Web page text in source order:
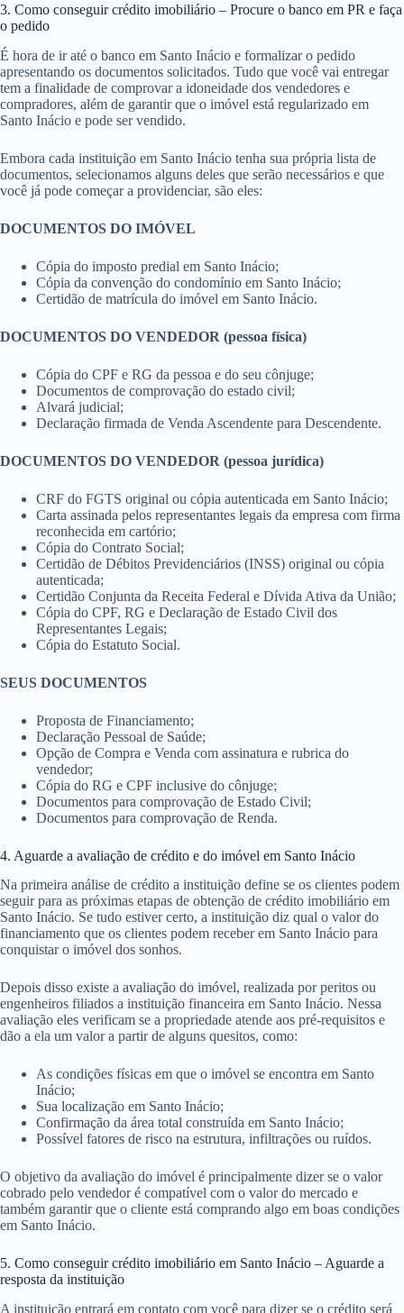
3. Como conseguir crédito imobiliário – Procure o banco em PR e faça
o pedido
É hora de ir até o banco em Santo Inácio e formalizar o pedido
apresentando os documentos solicitados. Tudo que você vai entregar
tem a finalidade de comprovar a idoneidade dos vendedores e
compradores, além de garantir que o imóvel está regularizado em
Santo Inácio e pode ser vendido.
Embora cada instituição em Santo Inácio tenha sua própria lista de
documentos, selecionamos alguns deles que serão necessários e que
você já pode começar a providenciar, são eles:
DOCUMENTOS DO IMÓVEL
Cópia do imposto predial em Santo Inácio;
Cópia da convenção do condomínio em Santo Inácio;
Certidão de matrícula do imóvel em Santo Inácio.
DOCUMENTOS DO VENDEDOR (pessoa física)
Cópia do CPF e RG da pessoa e do seu cônjuge;
Documentos de comprovação do estado civil;
Alvará judicial;
Declaração firmada de Venda Ascendente para Descendente.
DOCUMENTOS DO VENDEDOR (pessoa jurídica)
CRF do FGTS original ou cópia autenticada em Santo Inácio;
Carta assinada pelos representantes legais da empresa com firma
reconhecida em cartório;
Cópia do Contrato Social;
Certidão de Débitos Previdenciários (INSS) original ou cópia
autenticada;
Certidão Conjunta da Receita Federal e Dívida Ativa da União;
Cópia do CPF, RG e Declaração de Estado Civil dos
Representantes Legais;
Cópia do Estatuto Social.
SEUS DOCUMENTOS
Proposta de Financiamento;
Declaração Pessoal de Saúde;
Opção de Compra e Venda com assinatura e rubrica do
vendedor;
Cópia do RG e CPF inclusive do cônjuge;
Documentos para comprovação de Estado Civil;
Documentos para comprovação de Renda.
4. Aguarde a avaliação de crédito e do imóvel em Santo Inácio
Na primeira análise de crédito a instituição define se os clientes podem
seguir para as próximas etapas de obtenção de crédito imobiliário em
Santo Inácio. Se tudo estiver certo, a instituição diz qual o valor do
financiamento que os clientes podem receber em Santo Inácio para
conquistar o imóvel dos sonhos.
Depois disso existe a avaliação do imóvel, realizada por peritos ou
engenheiros filiados a instituição financeira em Santo Inácio. Nessa
avaliação eles verificam se a propriedade atende aos pré-requisitos e
dão a ela um valor a partir de alguns quesitos, como:
As condições físicas em que o imóvel se encontra em Santo
Inácio;
Sua localização em Santo Inácio;
Confirmação da área total construída em Santo Inácio;
Possível fatores de risco na estrutura, infiltrações ou ruídos.
O objetivo da avaliação do imóvel é principalmente dizer se o valor
cobrado pelo vendedor é compatível com o valor do mercado e
também garantir que o cliente está comprando algo em boas condições
em Santo Inácio.
5. Como conseguir crédito imobiliário em Santo Inácio – Aguarde a
resposta da instituição
A instituição entrará em contato com você para dizer se o crédito será